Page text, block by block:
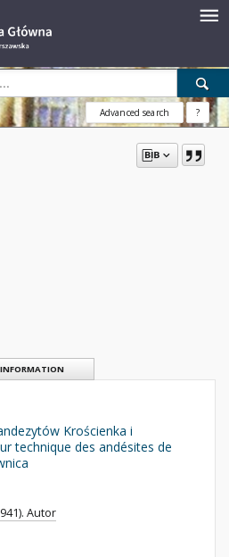
Advanced search ?
INFORMATION
Krościenka i
technique des andésites de
Autor